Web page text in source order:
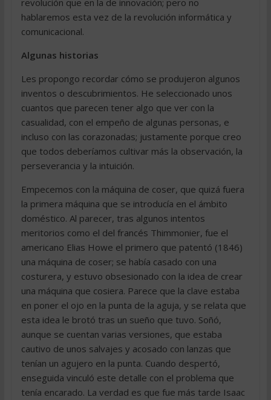
revolución que en la de innovación; pero no
hablaremos esta vez de la revolución informática y
comunicacional.
Algunas historias
Les propongo recordar cómo se produjeron algunos
inventos o descubrimientos. He seleccionado unos
cuantos que parecen tener algo que ver con la
casualidad, con el empeño de algunas personas, e
incluso con las corazonadas; justamente porque creo
que todos deberíamos cultivar más la observación, la
perseverancia y la intuición.
Empecemos con la máquina de coser, que quizá fuera
la primera máquina que se introducía en el ámbito
doméstico. Al parecer, tras algunos intentos
meritorios como el del francés Thimmonier, fue el
americano Elias Howe el primero que patentó (1846)
una máquina de coser; se había casado con una
costurera, y estuvo obsesionado con la idea de crear
una máquina que cosiera. Parece que la clave estaba
en poner el ojo en la punta de la aguja, y se relata que
esta idea le brotó tras un sueño que tuvo. Soñó,
aunque se cuentan varias versiones, que estaba
cautivo de unos salvajes y acosado con lanzas que
tenían un agujero en la punta. Cuando despertó,
enseguida vinculó este detalle con el problema que
tenía encarado. La verdad es que fue más tarde Isaac